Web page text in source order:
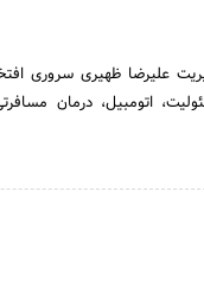
پارسیان با مدیریت علیرضا ظهیری‌
اتومبیل، درمان‌